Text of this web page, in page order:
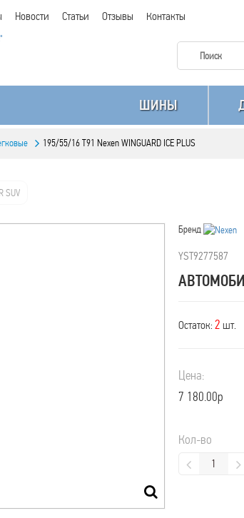
Новости Статьи Отзывы Контакты
ШИНЫ
195/55/16 T91 Nexen WINGUARD ICE PLUS
SUV
Бренд
YST9277587
Остаток: 2 шт.
Цена:
7 180.00р
Кол-во